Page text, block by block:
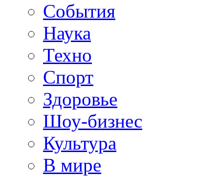
События
Наука
Техно
Спорт
Здоровье
Шоу-бизнес
Культура
В мире